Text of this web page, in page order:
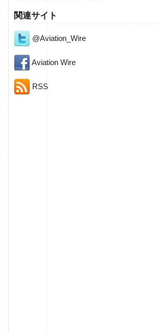
関連サイト
@Aviation_Wire
Aviation Wire
RSS